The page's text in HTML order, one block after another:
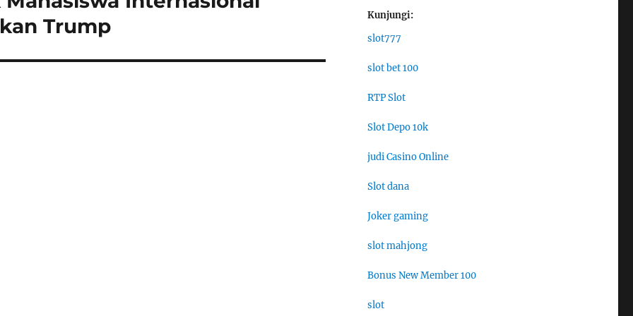
Trump
Kunjungi:
slot777
slot bet 100
RTP Slot
Slot Depo 10k
judi Casino Online
Slot dana
Joker gaming
slot mahjong
Bonus New Member 100
slot